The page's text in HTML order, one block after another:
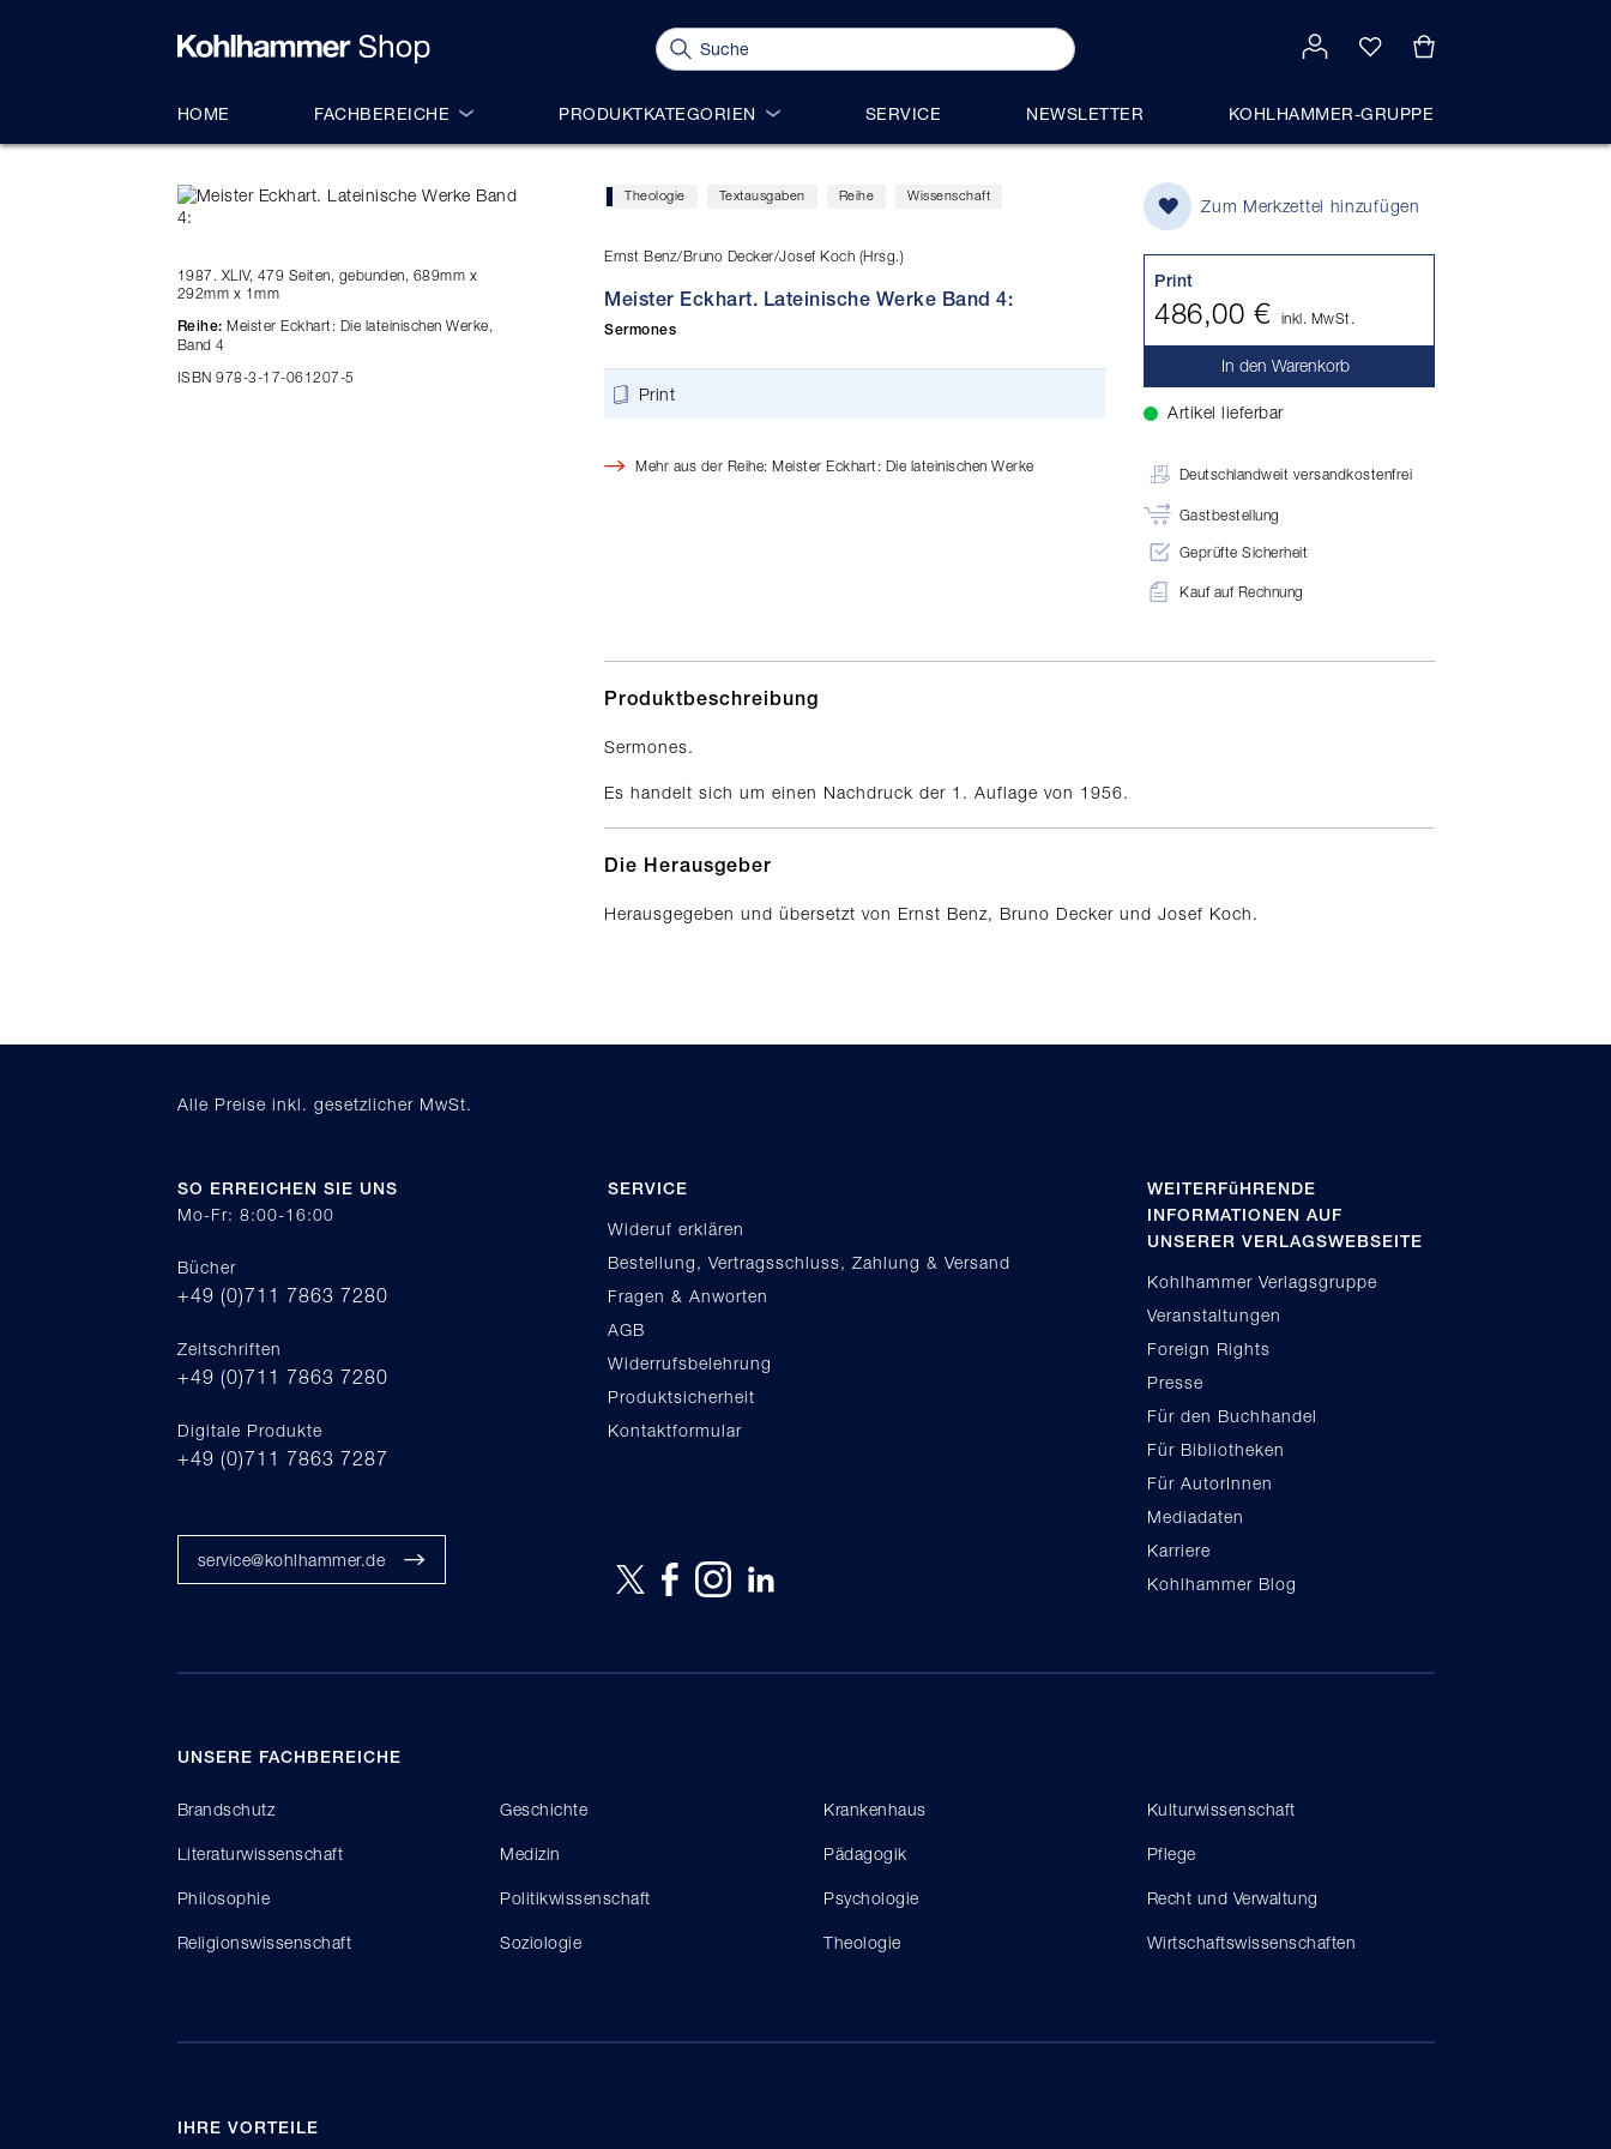
HOME FACHBEREICHE PRODUKTKATEGORIEN SERVICE NEWSLETTER KOHLHAMMER-GRUPPE
1987. XLIV, 479 Seiten, gebunden, 689mm x
292mm x 1mm
Reihe: Meister Eckhart: Die lateinischen Werke,
Band 4
ISBN 978-3-17-061207-5
Theologie Textausgaben Reihe Wissenschaft
Ernst Benz/Bruno Decker/Josef Koch (Hrsg.)
Meister Eckhart. Lateinische Werke Band 4:
Sermones
Print
Mehr aus der Reihe: Meister Eckhart: Die lateinischen Werke
Zum Merkzettel hinzufügen
Print
486,00 € inkl. MwSt.
In den Warenkorb
Artikel lieferbar
Deutschlandweit versandkostenfrei
Gastbestellung
Geprüfte Sicherheit
Kauf auf Rechnung
Produktbeschreibung
Sermones.
Es handelt sich um einen Nachdruck der 1. Auflage von 1956.
Die Herausgeber
Herausgegeben und übersetzt von Ernst Benz, Bruno Decker und Josef Koch.
Alle Preise inkl. gesetzlicher MwSt.
SO ERREICHEN SIE UNS
Mo-Fr: 8:00-16:00
Bücher
+49 (0)711 7863 7280
Zeitschriften
+49 (0)711 7863 7280
Digitale Produkte
+49 (0)711 7863 7287
service@kohlhammer.de
SERVICE
Wideruf erklären
Bestellung, Vertragsschluss, Zahlung & Versand
Fragen & Anworten
AGB
Widerrufsbelehrung
Produktsicherheit
Kontaktformular
WEITERFüHRENDE
INFORMATIONEN AUF
UNSERER VERLAGSWEBSEITE
Kohlhammer Verlagsgruppe
Veranstaltungen
Foreign Rights
Presse
Für den Buchhandel
Für Bibliotheken
Für AutorInnen
Mediadaten
Karriere
Kohlhammer Blog
UNSERE FACHBEREICHE
Brandschutz Geschichte Krankenhaus Kulturwissenschaft
Literaturwissenschaft Medizin Pädagogik Pflege
Philosophie Politikwissenschaft Psychologie Recht und Verwaltung
Religionswissenschaft Soziologie Theologie Wirtschaftswissenschaften
IHRE VORTEILE